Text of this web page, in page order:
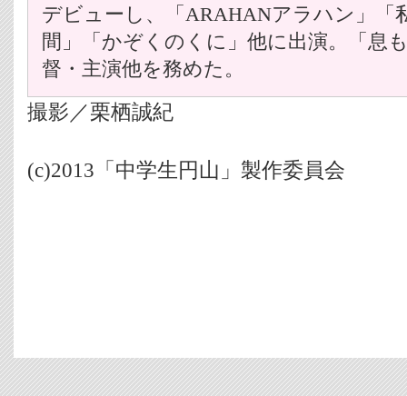
デビューし、「ARAHANアラハン」「
間」「かぞくのくに」他に出演。「息
督・主演他を務めた。
撮影／栗栖誠紀
(c)2013「中学生円山」製作委員会